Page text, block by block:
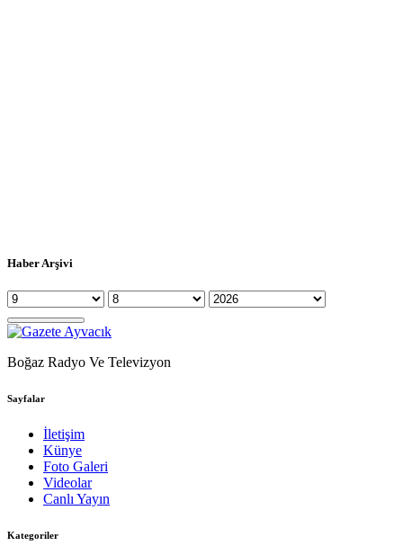
Haber Arşivi
Boğaz Radyo Ve Televizyon
Sayfalar
İletişim
Künye
Foto Galeri
Videolar
Canlı Yayın
Kategoriler